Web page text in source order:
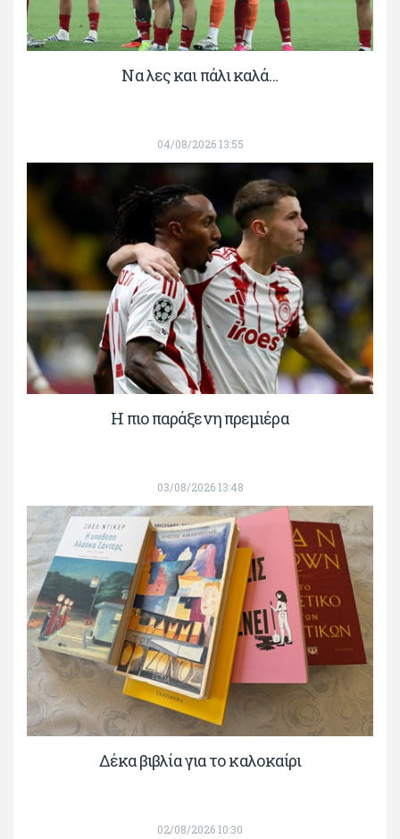
Να λες και πάλι καλά…
04/08/2026 13:55
H πιο παράξενη πρεμιέρα
03/08/2026 13:48
Δέκα βιβλία για το καλοκαίρι
02/08/2026 10:30